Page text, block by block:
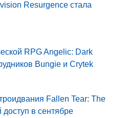
Resurgence стала
RPG Angelic: Dark
Bungie и Crytek
Fallen Tear: The
в сентябре